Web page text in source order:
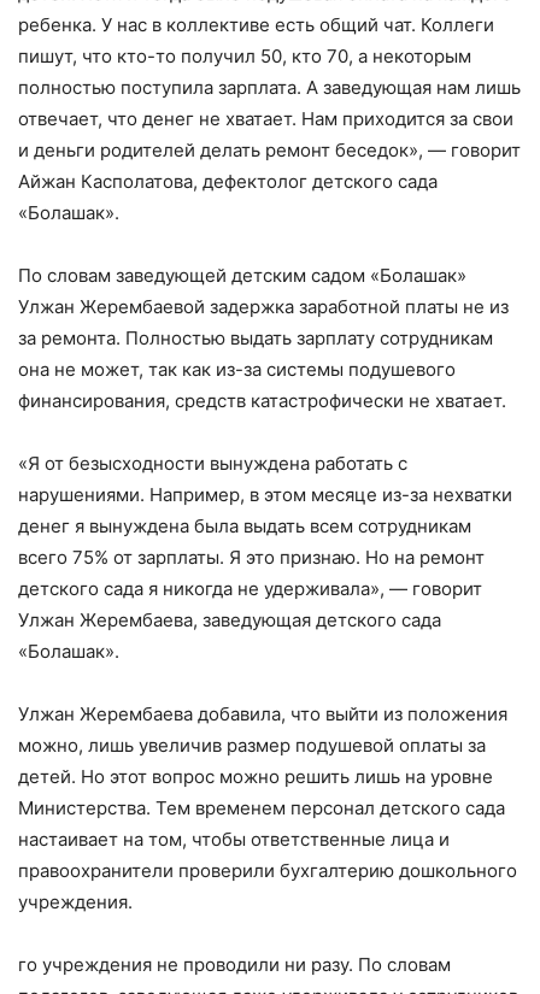
ребенка. У нас в коллективе есть общий чат. Коллеги
пишут, что кто-то получил 50, кто 70, а некоторым
полностью поступила зарплата. А заведующая нам лишь
отвечает, что денег не хватает. Нам приходится за свои
и деньги родителей делать ремонт беседок», — говорит
Айжан Касполатова, дефектолог детского сада
«Болашак».
По словам заведующей детским садом «Болашак»
Улжан Жерембаевой задержка заработной платы не из
за ремонта. Полностью выдать зарплату сотрудникам
она не может, так как из-за системы подушевого
финансирования, средств катастрофически не хватает.
«Я от безысходности вынуждена работать с
нарушениями. Например, в этом месяце из-за нехватки
денег я вынуждена была выдать всем сотрудникам
всего 75% от зарплаты. Я это признаю. Но на ремонт
детского сада я никогда не удерживала», — говорит
Улжан Жерембаева, заведующая детского сада
«Болашак».
Улжан Жерембаева добавила, что выйти из положения
можно, лишь увеличив размер подушевой оплаты за
детей. Но этот вопрос можно решить лишь на уровне
Министерства. Тем временем персонал детского сада
настаивает на том, чтобы ответственные лица и
правоохранители проверили бухгалтерию дошкольного
учреждения.
го учреждения не проводили ни разу. По словам